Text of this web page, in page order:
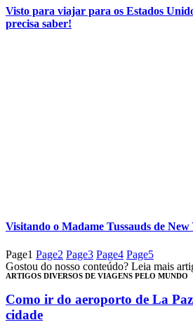
Visto para viajar para os Estados
precisa saber!
Visitando o Madame Tussauds de New
Page1 Page2 Page3 Page4 Page5
Gostou do nosso conteúdo? Leia mais
ARTIGOS DIVERSOS DE VIAGENS PELO MUNDO​
Como ir do aeroporto de La
cidade